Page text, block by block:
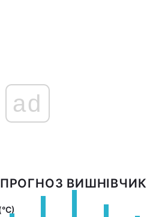
ad
ВИШНІВЧИК